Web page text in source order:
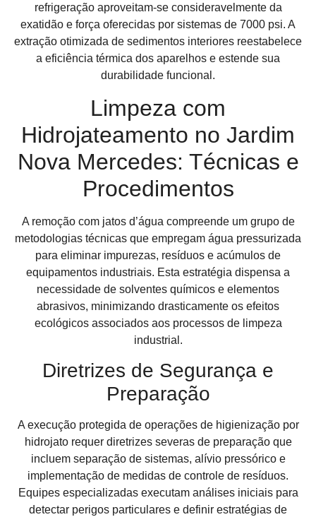
refrigeração aproveitam-se consideravelmente da
exatidão e força oferecidas por sistemas de 7000 psi. A
extração otimizada de sedimentos interiores reestabelece
a eficiência térmica dos aparelhos e estende sua
durabilidade funcional.
Limpeza com
Hidrojateamento no Jardim
Nova Mercedes: Técnicas e
Procedimentos
A remoção com jatos d’água compreende um grupo de
metodologias técnicas que empregam água pressurizada
para eliminar impurezas, resíduos e acúmulos de
equipamentos industriais. Esta estratégia dispensa a
necessidade de solventes químicos e elementos
abrasivos, minimizando drasticamente os efeitos
ecológicos associados aos processos de limpeza
industrial.
Diretrizes de Segurança e
Preparação
A execução protegida de operações de higienização por
hidrojato requer diretrizes severas de preparação que
incluem separação de sistemas, alívio pressórico e
implementação de medidas de controle de resíduos.
Equipes especializadas executam análises iniciais para
detectar perigos particulares e definir estratégias de